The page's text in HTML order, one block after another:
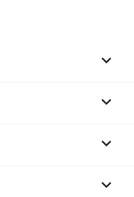



keyboard_arrow_down